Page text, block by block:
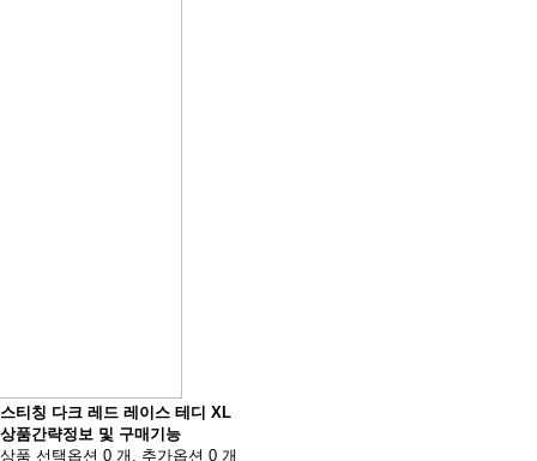
스티칭 다크 레드 레이스 테디 XL
상품간략정보 및 구매기능
상품 선택옵션 0 개, 추가옵션 0 개